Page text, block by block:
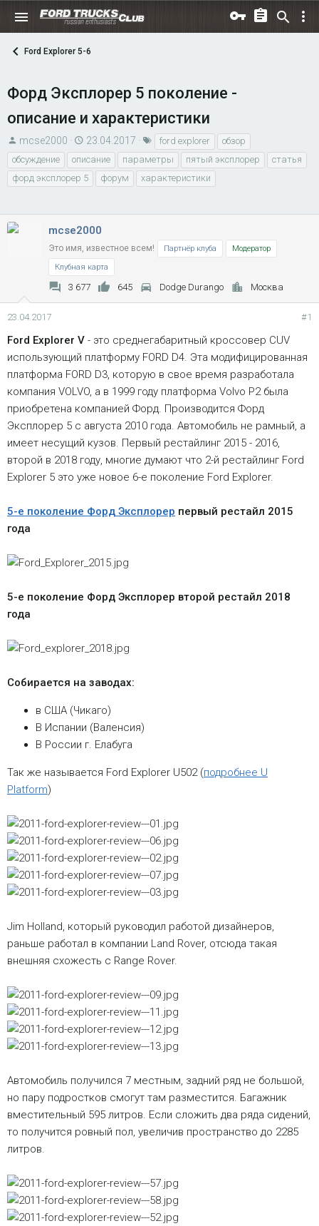
Ford Explorer 5-6
Форд Эксплорер 5 поколение -
описание и характеристики
А
в
т
о
т
mcse2000
Д
а
т
а
а
ч
а
л
23.04.2017
Т
е
г
и
ford explorer
обзор
обсуждение
описание параметры пятый эксплорер
статья
форд эксплорер 5
форум характеристики
mcse2000
Это имя, известное всем! Партнёр клуба
Модератор
Клубная карта
3 677 645 Dodge Durango Москва
23.04.2017 #1
Ford Explorer V - это среднегабаритный кроссовер CUV
использующий платформу FORD D4. Эта модифицированная
платформа FORD D3, которую в свое время разработала
компания VOLVO, а в 1999 году платформа Volvo P2 была
приобретена компанией Форд. Производится Форд
Эксплорер 5 с августа 2010 года. Автомобиль не рамный, а
имеет несущий кузов. Первый рестайлинг 2015 - 2016,
второй в 2018 году, многие думают что 2-й рестайлинг Ford
Explorer 5 это уже новое 6-е поколение Ford Explorer.
5-е поколение Форд Эксплорер первый рестайл 2015
года
5-е поколение Форд Эксплорер второй рестайл 2018
года
Собирается на заводах:
в США (Чикаго)
В Испании (Валенсия)
В России г. Елабуга
Так же называется Ford Explorer U502 (подробнее U
Platform)
Jim Holland, который руководил работой дизайнеров,
раньше работал в компании Land Rover, отсюда такая
внешняя схожесть с Range Rover.
Автомобиль получился 7 местным, задний ряд не большой,
но пару подростков смогут там разместится. Багажник
вместительный 595 литров. Если сложить два ряда сидений,
то получится ровный пол, увеличив пространство до 2285
литров.